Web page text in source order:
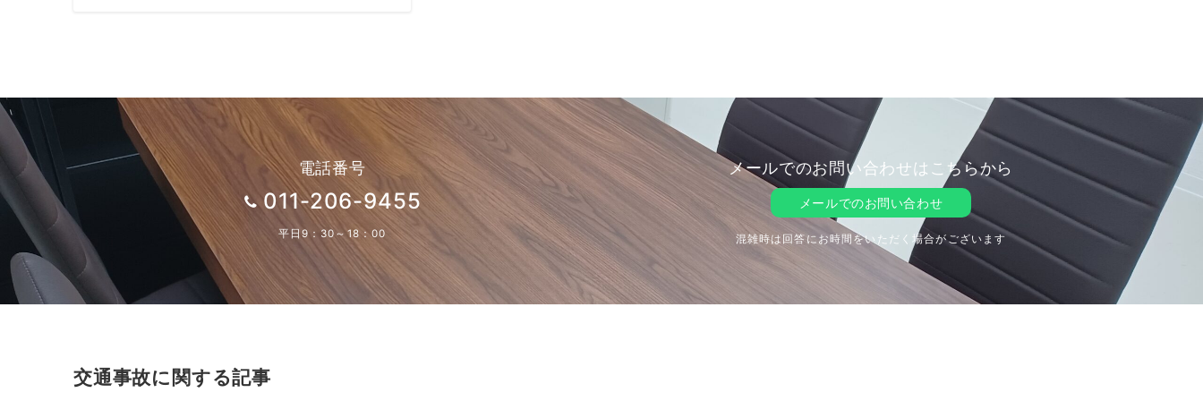
電話番号
011-206-9455
平日9：30～18：00
メールでのお問い合わせはこちらから
メールでのお問い合わせ
混雑時は回答にお時間をいただく場合がございます
交通事故に関する記事